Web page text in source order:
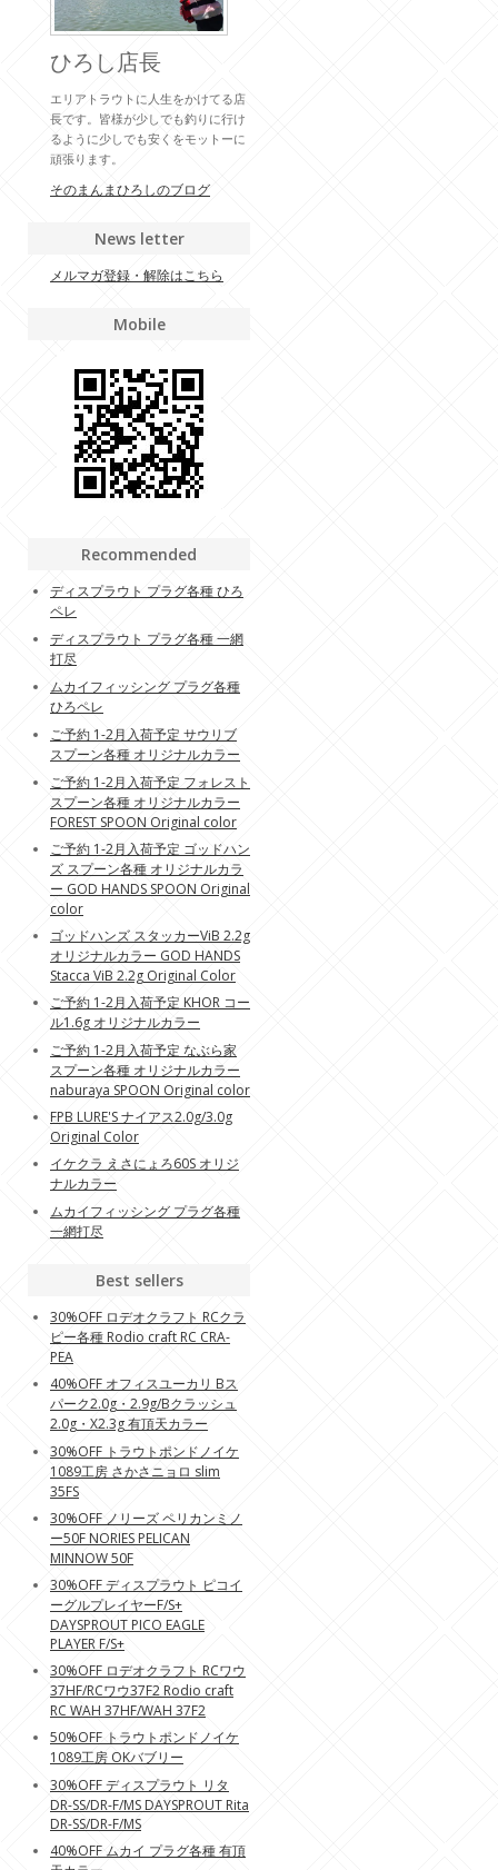
ひろし店長
エリアトラウトに人生をかけてる店
長です。皆様が少しでも釣りに行け
るように少しでも安くをモットーに
頑張ります。
そのまんまひろしのブログ
News letter
メルマガ登録・解除はこちら
Mobile
Recommended
ディスプラウト プラグ各種 ひろ
ペレ
ディスプラウト プラグ各種 一網
打尽
ムカイフィッシング プラグ各種
ひろペレ
ご予約 1-2月入荷予定 サウリブ
スプーン各種 オリジナルカラー
ご予約 1-2月入荷予定 フォレスト
スプーン各種 オリジナルカラー
FOREST SPOON Original color
ご予約 1-2月入荷予定 ゴッドハン
ズ スプーン各種 オリジナルカラ
ー GOD HANDS SPOON Original
color
ゴッドハンズ スタッカーViB 2.2g
オリジナルカラー GOD HANDS
Stacca ViB 2.2g Original Color
ご予約 1-2月入荷予定 KHOR コー
ル1.6g オリジナルカラー
ご予約 1-2月入荷予定 なぶら家
スプーン各種 オリジナルカラー
naburaya SPOON Original color
FPB LURE'S ナイアス2.0g/3.0g
Original Color
イケクラ えさにょろ60S オリジ
ナルカラー
ムカイフィッシング プラグ各種
一網打尽
Best sellers
30%OFF ロデオクラフト RCクラ
ピー各種 Rodio craft RC CRA-
PEA
40%OFF オフィスユーカリ Bス
パーク2.0g・2.9g/Bクラッシュ
2.0g・X2.3g 有頂天カラー
30%OFF トラウトポンドノイケ
1089工房 さかさニョロ slim
35FS
30%OFF ノリーズ ペリカンミノ
ー50F NORIES PELICAN
MINNOW 50F
30%OFF ディスプラウト ピコイ
ーグルプレイヤーF/S+
DAYSPROUT PICO EAGLE
PLAYER F/S+
30%OFF ロデオクラフト RCワウ
37HF/RCワウ37F2 Rodio craft
RC WAH 37HF/WAH 37F2
50%OFF トラウトポンドノイケ
1089工房 OKバブリー
30%OFF ディスプラウト リタ
DR-SS/DR-F/MS DAYSPROUT Rita
DR-SS/DR-F/MS
40%OFF ムカイ プラグ各種 有頂